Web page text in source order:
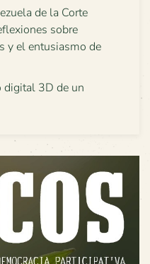
de la Corte
sobre
y el entusiasmo de
digital 3D de un